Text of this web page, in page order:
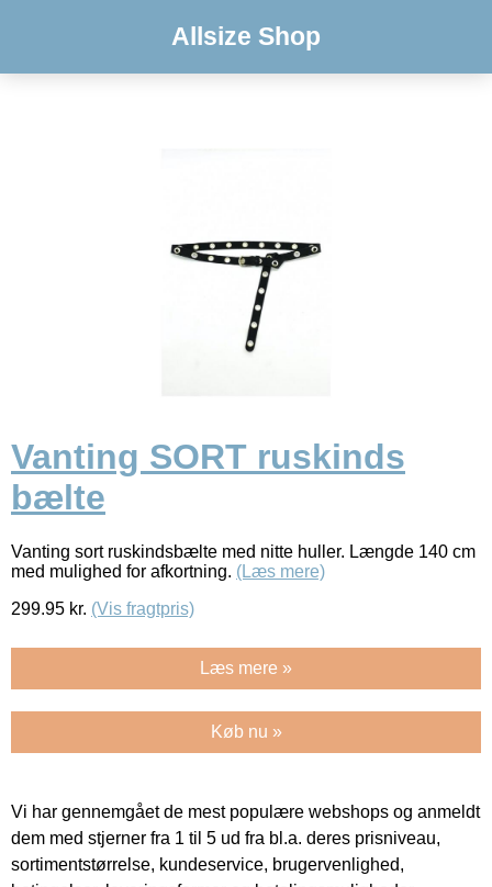
Allsize Shop
Vanting SORT ruskinds
bælte
Vanting sort ruskindsbælte med nitte huller. Længde 140 cm
med mulighed for afkortning. (Læs mere)
299.95 kr. (Vis fragtpris)
Læs mere »
Køb nu »
Vi har gennemgået de mest populære webshops og anmeldt
dem med stjerner fra 1 til 5 ud fra bl.a. deres prisniveau,
sortimentstørrelse, kundeservice, brugervenlighed,